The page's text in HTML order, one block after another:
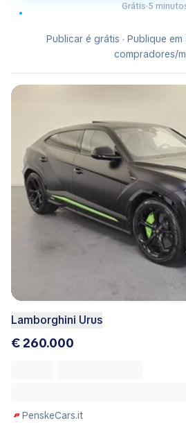
Grátis·5
Publicar é grátis · Publique em
compradores/
Lamborghini Urus
€ 260.000
PenskeCars.it